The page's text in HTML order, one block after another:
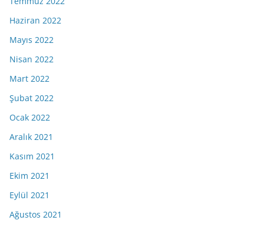
Haziran 2022
Mayıs 2022
Nisan 2022
Mart 2022
Şubat 2022
Ocak 2022
Aralık 2021
Kasım 2021
Ekim 2021
Eylül 2021
Ağustos 2021